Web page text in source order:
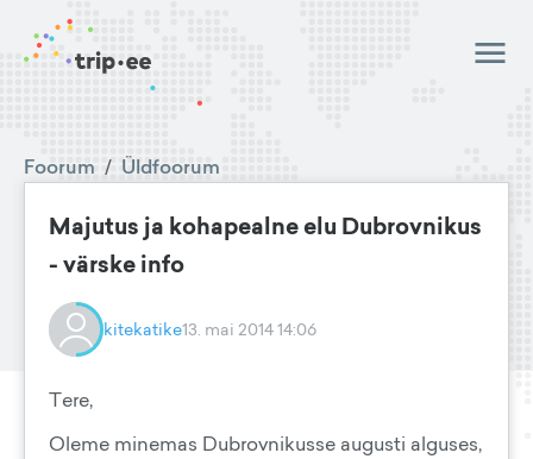
Foorum / Üldfoorum
Majutus ja kohapealne elu Dubrovnikus
- värske info
kitekatike13. mai 2014 14:06
Tere,
Oleme minemas Dubrovnikusse augusti alguses,